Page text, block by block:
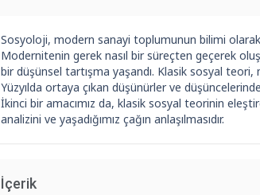
Sosyoloji, modern sanayi toplumunun bilimi
Modernitenin gerek nasıl bir süreçten geçerek
bir düşünsel tartışma yaşandı. Klasik sosyal
Yüzyılda ortaya çıkan düşünürler ve
İkinci bir amacımız da, klasik sosyal teorinin
analizini ve yaşadığımız çağın anlaşılmasıdır.
İçerik